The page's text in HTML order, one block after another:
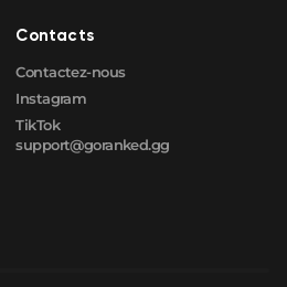
Contacts
Contactez-nous
Instagram
TikTok
support@goranked.gg